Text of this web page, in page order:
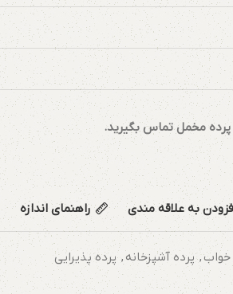
پرده مخمل تماس بگیرید.
به علاقه مندی راهنمای اندازه
خواب, پرده آشپزخانه , پرده پذیرایی